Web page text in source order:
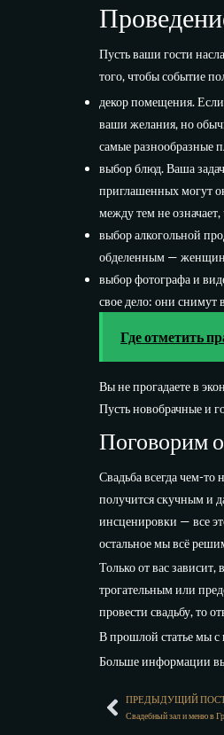
Пусть ваши гости
того, чтобы событие
декор помещения. Если
ваши желания, но
самые разнообразные
выбор блюд. Ваша
приглашенных могут
между тем не
выбор алкогольной
обделенным —
выбор фотографа и
свое дело: они снимут
Где отметить
Вы не прогадаете в
Пусть новобрачные и
Поговорим
Свадьба всегда чем-
получится скучным и
инсценировки — все
остальное мы всё
Только от вас
трогательным или
провести свадьбу, то
В прошлой статье мы
Больше информации
ПРЕДЫДУЩИЙ
Свадебный зал и меню в